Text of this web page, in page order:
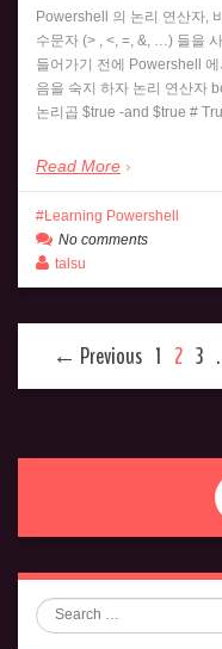
Powershell 의 논리 연산자,
수문자 (> , <, =, &, …) 들을
들어가기 전에 Powershell
음을 숙지 하자 논리 연산자
논리곱 $true -and $true #
Read More
Learning Powershell
No comments
talsu
← Previous 1 2 3
Search